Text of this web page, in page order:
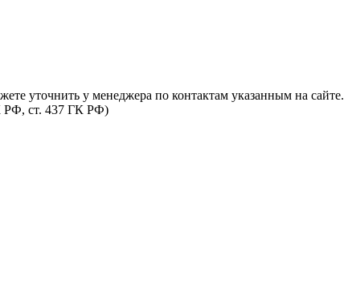
уточнить у менеджера по контактам указанным на сайте.
РФ, cт. 437 ГК РФ)